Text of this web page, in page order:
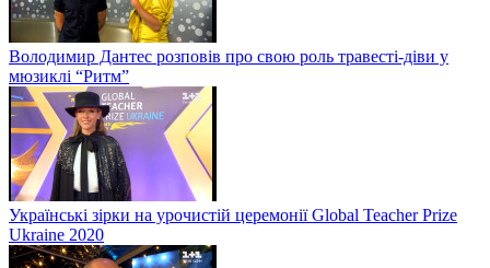
Володимир Дантес розповів про свою роль травесті-діви у
мюзиклі “Ритм”
Українські зірки на урочистій церемонії Global Teacher Prize
Ukraine 2020